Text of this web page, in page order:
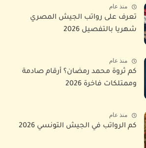
منذ عام
تعرف على رواتب الجيش المصري
شهريا بالتفصيل 2026
منذ عام
كم ثروة محمد رمضان؟ أرقام صادمة
وممتلكات فاخرة 2026
منذ عام
كم الرواتب في الجيش التونسي 2026